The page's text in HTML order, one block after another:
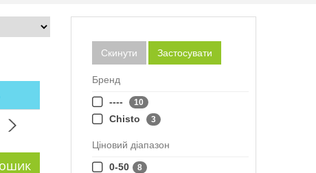
Скинути Застосувати
Бренд
----
10
Chisto 3
Ціновий діапазон
0-50
8